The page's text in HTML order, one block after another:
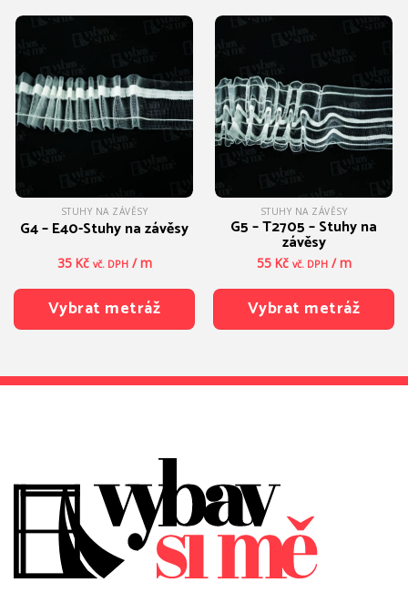
STUHY NA ZÁVĚSY
G4 – E40-Stuhy na závěsy
35 Kč vč. DPH/ m
Vybrat metráž
produkt
vybrat
na
stránce
produktu
STUHY NA ZÁVĚSY
G5 – T2705 – Stuhy na
závěsy
55 Kč vč. DPH/ m
Vybrat metráž
produkt
stránce
produktu